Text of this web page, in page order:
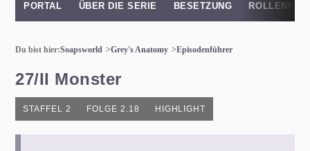
PORTAL ÜBER DIE SERIE BESETZUNG
Du bist hier:Soapsworld Grey's Anatomy Episodenführer
27/II Monster
STAFFEL 2 FOLGE 2.18 HIGHLIGHT